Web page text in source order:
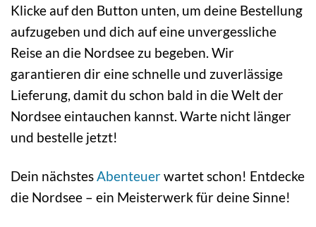
Klicke auf den Button unten, um deine Bestellung
aufzugeben und dich auf eine unvergessliche
Reise an die Nordsee zu begeben. Wir
garantieren dir eine schnelle und zuverlässige
Lieferung, damit du schon bald in die Welt der
Nordsee eintauchen kannst. Warte nicht länger
und bestelle jetzt!
Dein nächstesAbenteuerwartet schon! Entdecke
die Nordsee – ein Meisterwerk für deine Sinne!